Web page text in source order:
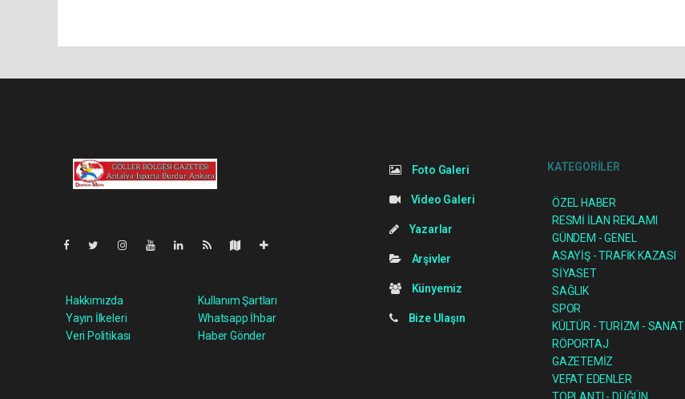
Hakkımızda
Yayın İlkeleri
Veri Politikası
Kullanım Şartları
Whatsapp İhbar
Haber Gönder
Foto Galeri
Video Galeri
Yazarlar
Arşivler
Künyemiz
Bize Ulaşın
KATEGORİLER
ÖZEL HABER
RESMİ İLAN REKLAMI
GÜNDEM - GENEL
ASAYİŞ - TRAFİK KAZASI
SİYASET
SAĞLIK
SPOR
KÜLTÜR - TURİZM - SANAT
RÖPORTAJ
GAZETEMİZ
VEFAT EDENLER